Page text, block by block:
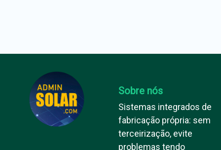
Sobre nós
Sistemas integrados de
fabricação própria: sem
terceirização, evite
problemas tendo